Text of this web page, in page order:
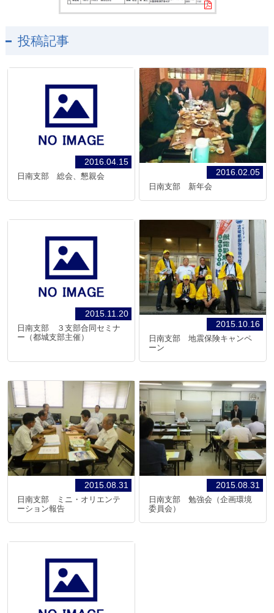
投稿記事
2016.04.15
日南支部 総会、懇親会 2016.02.05
日南支部 新年会
2015.11.20
日南支部 ３支部合同セミナ
ー（都城支部主催）
2015.10.16
日南支部 地震保険キャンペ
ーン
2015.08.31
日南支部 ミニ・オリエンテ
ーション報告
2015.08.31
日南支部 勉強会（企画環境
委員会）